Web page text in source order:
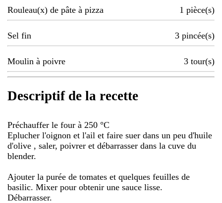
Rouleau(x) de pâte à pizza 1 pièce(s)
Sel fin 3 pincée(s)
Moulin à poivre 3 tour(s)
Descriptif de la recette
Préchauffer le four à 250 °C
Eplucher l'oignon et l'ail et faire suer dans un peu d'huile
d'olive , saler, poivrer et débarrasser dans la cuve du
blender.
Ajouter la purée de tomates et quelques feuilles de
basilic. Mixer pour obtenir une sauce lisse.
Débarrasser.